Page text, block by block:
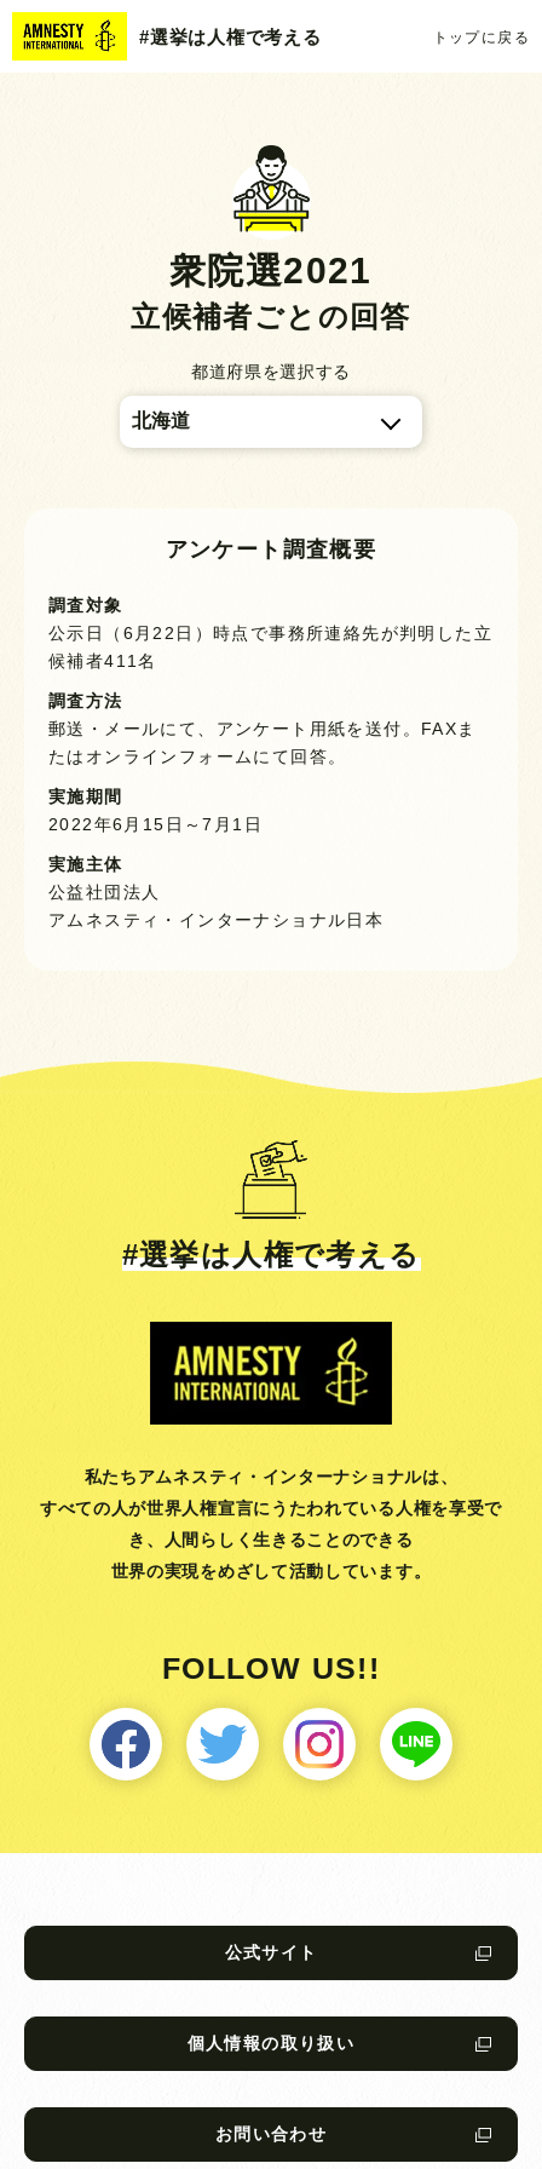
#選挙は人権で考える トップに戻る
衆院選2021
立候補者ごとの回答
都道府県を選択する
アンケート調査概要
調査対象
公示日（6月22日）時点で事務所連絡先が判明した立
候補者411名
調査方法
郵送・メールにて、アンケート用紙を送付。FAXま
たはオンラインフォームにて回答。
実施期間
2022年6月15日～7月1日
実施主体
公益社団法人
アムネスティ・インターナショナル日本
#選挙は人権で考える
私たちアムネスティ・インターナショナルは、
すべての人が世界人権宣言にうたわれている人権を享受で
き、
人間らしく生きることのできる
世界の実現をめざして活動しています。
FOLLOW US!!
公式サイト
個人情報の取り扱い
お問い合わせ